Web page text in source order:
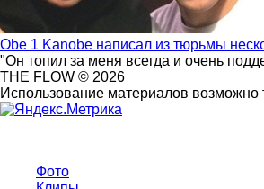
Obe 1 Kanobe написал из тюрьмы
"Он топил за меня всегда и очень
THE FLOW © 2026
Использование материалов возможно
Фото